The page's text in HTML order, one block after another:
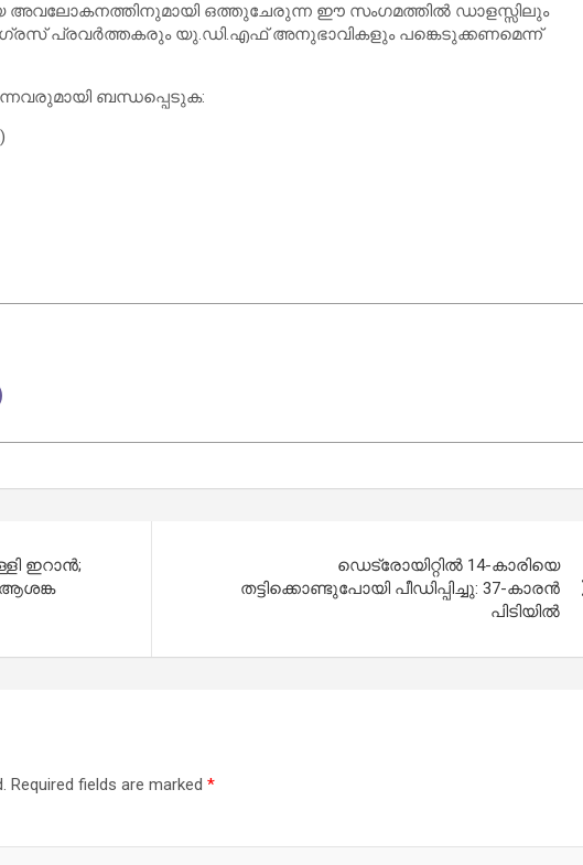
അവലോകനത്തിനുമായി ഒത്തുചേരുന്ന ഈ സംഗമത്തിൽ ഡാളസ്സിലും
പ്രവർത്തകരും യു.ഡി.എഫ് അനുഭാവികളും പങ്കെടുക്കണമെന്ന്
ബന്ധപ്പെടുക:
ഇറാൻ;
ഡെട്രോയിറ്റിൽ 14-കാരിയെ
തട്ടിക്കൊണ്ടുപോയി പീഡിപ്പിച്ചു: 37-കാരൻ
പിടിയിൽ
Required fields are marked *